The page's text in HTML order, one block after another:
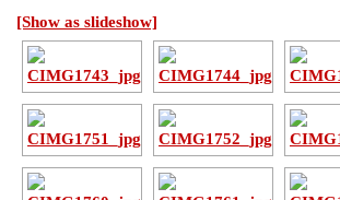
[Show as slideshow]